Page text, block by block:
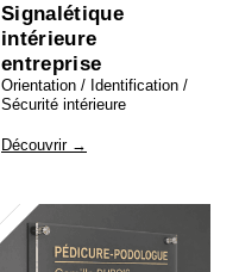
Signalétique
intérieure
entreprise
Orientation / Identification /
Sécurité intérieure
Découvrir →